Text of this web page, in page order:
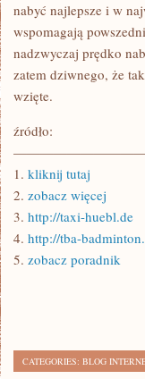
nabyć najlepsze i w
wspomagają
nadzwyczaj prędko
zatem dziwnego, że
wzięte.
źródło:
1. kliknij tutaj
2. zobacz więcej
3. http://taxi-huebl.de
4. http://tba-
5. zobacz poradnik
CATEGORIES: BLOG